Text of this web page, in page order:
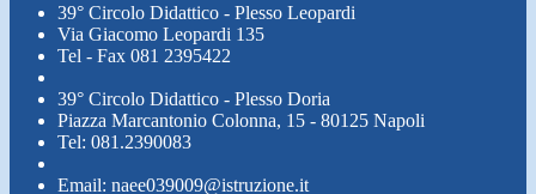
39° Circolo Didattico - Plesso Leopardi
Via Giacomo Leopardi 135
Tel - Fax 081 2395422
39° Circolo Didattico - Plesso Doria
Piazza Marcantonio Colonna, 15 - 80125 Napoli
Tel: 081.2390083
Email: naee039009@istruzione.it